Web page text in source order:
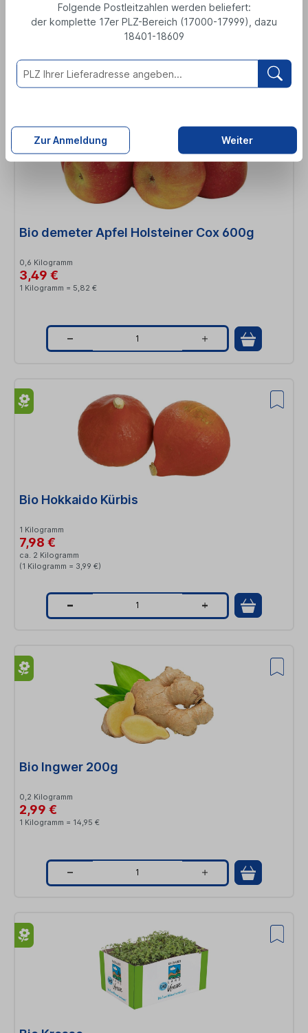
Folgende Postleitzahlen werden beliefert:
der komplette 17er PLZ-Bereich (17000-17999), dazu
18401-18609
Zur Anmeldung Weiter
4,49 €
1 Kilogramm = 8,98 €
Q
t
i
y
Bio demeter Apfel Holsteiner Cox 600g
0,6 Kilogramm
3,49 €
1 Kilogramm = 5,82 €
Q
n
i
y
Bio Hokkaido Kürbis
1 Kilogramm
7,98 €
ca. 2 Kilogramm
(1 Kilogramm = 3,99 €)
Q
n
t
t
Bio Ingwer 200g
0,2 Kilogramm
2,99 €
1 Kilogramm = 14,95 €
Q
n